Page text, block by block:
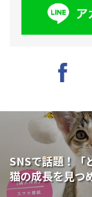
SNSで話題！「
猫の成長を見つ